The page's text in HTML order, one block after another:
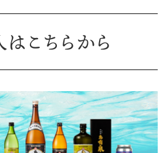
はこちらから